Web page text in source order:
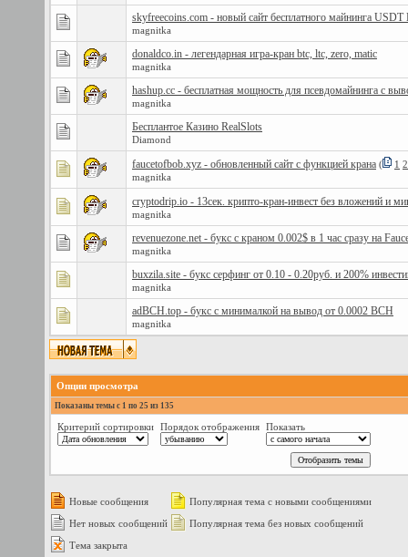
skyfreecoins.com - новый сайт бесплатного майнинга
magnitka
donaldco.in - легендарная игра-кран btc, ltc, zero, matic
magnitka
hashup.cc - бесплатная мощность для псевдомайнинга с
magnitka
Бесплантое Казино RealSlots
Diamond
faucetofbob.xyz - обновленный сайт с функцией крана ( 1 2
magnitka
cryptodrip.io - 13сек. крипто-кран-инвест без вложений и
magnitka
revenuezone.net - букс с краном 0.002$ в 1 час сразу на
magnitka
buxzila.site - букс серфинг от 0.10 - 0.20руб. и 200%
magnitka
adBCH.top - букс с минималкой на вывод от 0.0002 BCH
magnitka
Опции просмотра
Показаны темы с 1 по 25 из 135
Критерий сортировки Порядок отображения Показать
Новые сообщения
Популярная тема с новыми сообщениями
Нет новых сообщений
Популярная тема без новых сообщений
Тема закрыта